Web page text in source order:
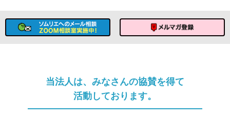
当法人は、みなさんの協賛を得て
活動しております。